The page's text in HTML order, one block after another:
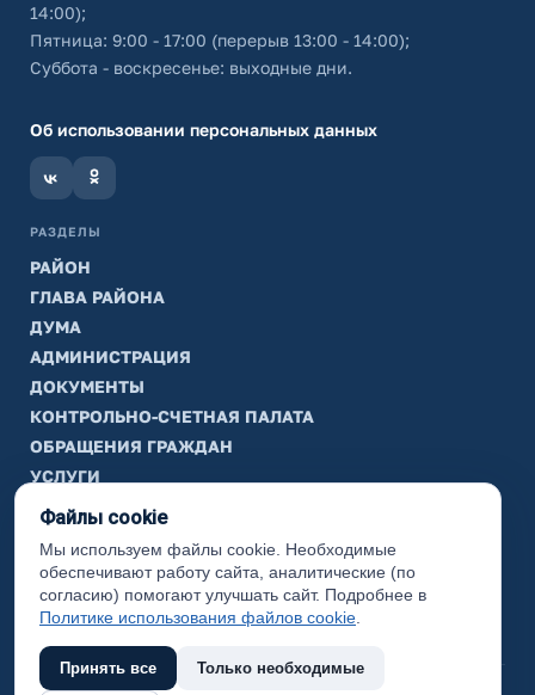
14:00);
Пятница: 9:00 - 17:00 (перерыв 13:00 - 14:00);
Суббота - воскресенье: выходные дни.
Об использовании персональных данных
РАЗДЕЛЫ
РАЙОН
ГЛАВА РАЙОНА
ДУМА
АДМИНИСТРАЦИЯ
ДОКУМЕНТЫ
КОНТРОЛЬНО-СЧЕТНАЯ ПАЛАТА
ОБРАЩЕНИЯ ГРАЖДАН
УСЛУГИ
ТИК
ИНФОРМАЦИЯ
Законодательная карта
Карта сайта
Файлы cookie
Мы используем файлы cookie. Необходимые
обеспечивают работу сайта, аналитические (по
согласию) помогают улучшать сайт. Подробнее в
Политике использования файлов cookie
Принять все Только необходимые